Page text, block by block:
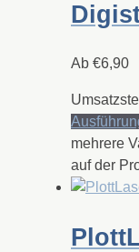
Ab €6,90
mehrere
auf der